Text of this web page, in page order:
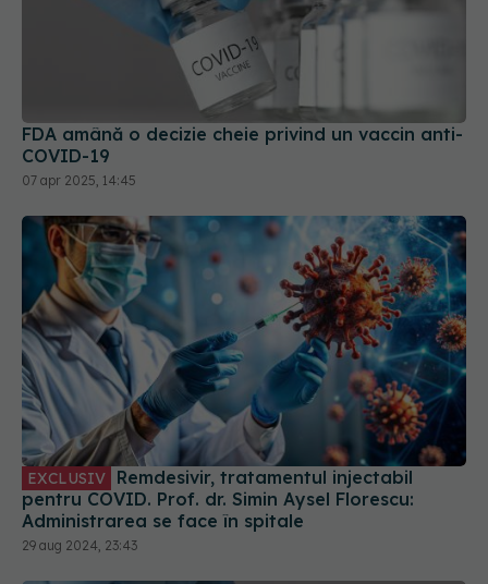
FDA amână o decizie cheie privind un vaccin anti-
COVID-19
07 apr 2025, 14:45
EXCLUSIV
pentru COVID. Prof. dr. Simin Aysel Florescu:
Administrarea se face în spitale
29 aug 2024, 23:43